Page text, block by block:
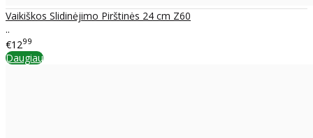
Vaikiškos Slidinėjimo Pirštinės 24 cm Z60
..
€1299
Daugiau